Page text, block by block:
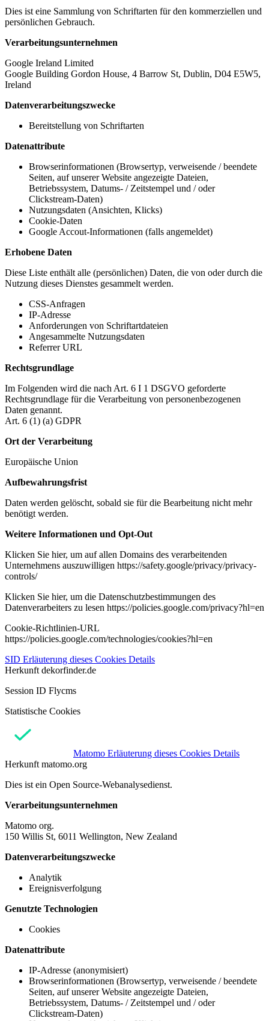
Dies ist eine Sammlung von Schriftarten für den kommerziellen und
persönlichen Gebrauch.
Verarbeitungsunternehmen
Google Ireland Limited
Google Building Gordon House, 4 Barrow St, Dublin, D04 E5W5,
Ireland
Datenverarbeitungszwecke
Bereitstellung von Schriftarten
Datenattribute
Browserinformationen (Browsertyp, verweisende / beendete
Seiten, auf unserer Website angezeigte Dateien,
Betriebssystem, Datums- / Zeitstempel und / oder
Clickstream-Daten)
Nutzungsdaten (Ansichten, Klicks)
Cookie-Daten
Google Accout-Informationen (falls angemeldet)
Erhobene Daten
Diese Liste enthält alle (persönlichen) Daten, die von oder durch die
Nutzung dieses Dienstes gesammelt werden.
CSS-Anfragen
IP-Adresse
Anforderungen von Schriftartdateien
Angesammelte Nutzungsdaten
Referrer URL
Rechtsgrundlage
Im Folgenden wird die nach Art. 6 I 1 DSGVO geforderte
Rechtsgrundlage für die Verarbeitung von personenbezogenen
Daten genannt.
Art. 6 (1) (a) GDPR
Ort der Verarbeitung
Europäische Union
Aufbewahrungsfrist
Daten werden gelöscht, sobald sie für die Bearbeitung nicht mehr
benötigt werden.
Weitere Informationen und Opt-Out
Klicken Sie hier, um auf allen Domains des verarbeitenden
Unternehmens auszuwilligen https://safety.google/privacy/privacy-
controls/
Klicken Sie hier, um die Datenschutzbestimmungen des
Datenverarbeiters zu lesen https://policies.google.com/privacy?hl=en
Cookie-Richtlinien-URL
https://policies.google.com/technologies/cookies?hl=en
SID Erläuterung dieses Cookies Details
Herkunft dekorfinder.de
Session ID Flycms
Statistische Cookies
Matomo Erläuterung dieses Cookies Details
Herkunft matomo.org
Dies ist ein Open Source-Webanalysedienst.
Verarbeitungsunternehmen
Matomo org.
150 Willis St, 6011 Wellington, New Zealand
Datenverarbeitungszwecke
Analytik
Ereignisverfolgung
Genutzte Technologien
Cookies
Datenattribute
IP-Adresse (anonymisiert)
Browserinformationen (Browsertyp, verweisende / beendete
Seiten, auf unserer Website angezeigte Dateien,
Betriebssystem, Datums- / Zeitstempel und / oder
Clickstream-Daten)